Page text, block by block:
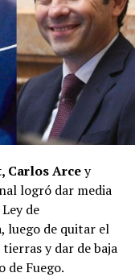
Carlos Arcey
logró dar media
de
luego de quitar el
y dar de baja
de Fuego.